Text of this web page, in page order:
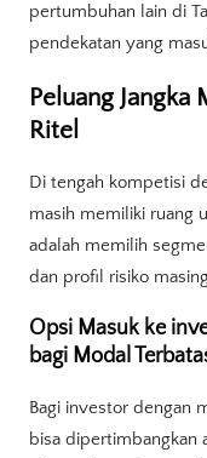
pertumbuhan lain di
pendekatan yang
Peluang
Ritel
Di tengah kompetisi
masih memiliki ruang
adalah memilih
dan profil risiko
Opsi Masuk ke
bagi Modal
Bagi investor dengan
bisa dipertimbangkan